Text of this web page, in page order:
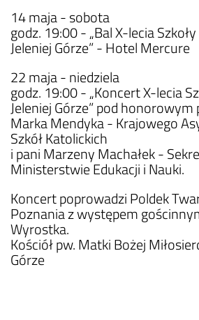
14 maja - sobota
godz. 19:00 - „Bal X-lecia
Jeleniej Górze” - Hotel Mercure
22 maja - niedziela
godz. 19:00 - „Koncert X-lecia
Jeleniej Górze” pod
Marka Mendyka - Krajowego
Szkół Katolickich
i pani Marzeny Machałek -
Ministerstwie Edukacji i Nauki.
Koncert poprowadzi Poldek
Poznania z występem
Wyrostka.
Kościół pw. Matki Bożej
Górze